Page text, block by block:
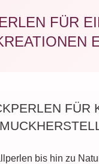
FÜR
FÜR
bis hin zu